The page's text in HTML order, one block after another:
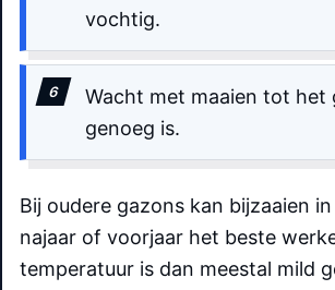
vochtig.
Wacht met maaien tot het
genoeg is.
Bij oudere gazons kan bijzaaien
najaar of voorjaar het beste
temperatuur is dan meestal mild